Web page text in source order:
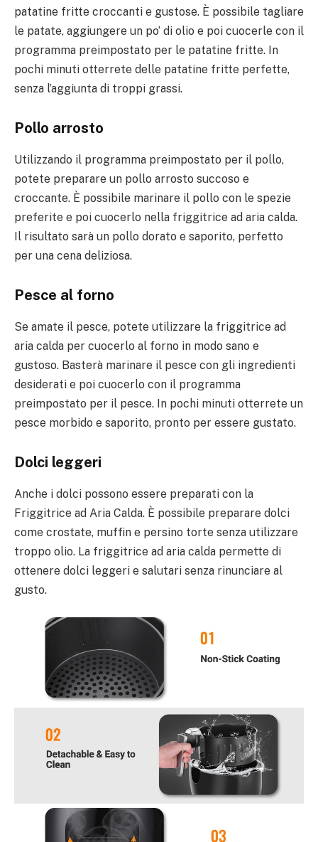
patatine fritte croccanti e gustose. È possibile tagliare
le patate, aggiungere un po’ di olio e poi cuocerle con il
programma preimpostato per le patatine fritte. In
pochi minuti otterrete delle patatine fritte perfette,
senza l’aggiunta di troppi grassi.
Pollo arrosto
Utilizzando il programma preimpostato per il pollo,
potete preparare un pollo arrosto succoso e
croccante. È possibile marinare il pollo con le spezie
preferite e poi cuocerlo nella friggitrice ad aria calda.
Il risultato sarà un pollo dorato e saporito, perfetto
per una cena deliziosa.
Pesce al forno
Se amate il pesce, potete utilizzare la friggitrice ad
aria calda per cuocerlo al forno in modo sano e
gustoso. Basterà marinare il pesce con gli ingredienti
desiderati e poi cuocerlo con il programma
preimpostato per il pesce. In pochi minuti otterrete un
pesce morbido e saporito, pronto per essere gustato.
Dolci leggeri
Anche i dolci possono essere preparati con la
Friggitrice ad Aria Calda. È possibile preparare dolci
come crostate, muffin e persino torte senza utilizzare
troppo olio. La friggitrice ad aria calda permette di
ottenere dolci leggeri e salutari senza rinunciare al
gusto.